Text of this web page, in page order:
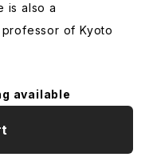
is also a
of Kyoto
available